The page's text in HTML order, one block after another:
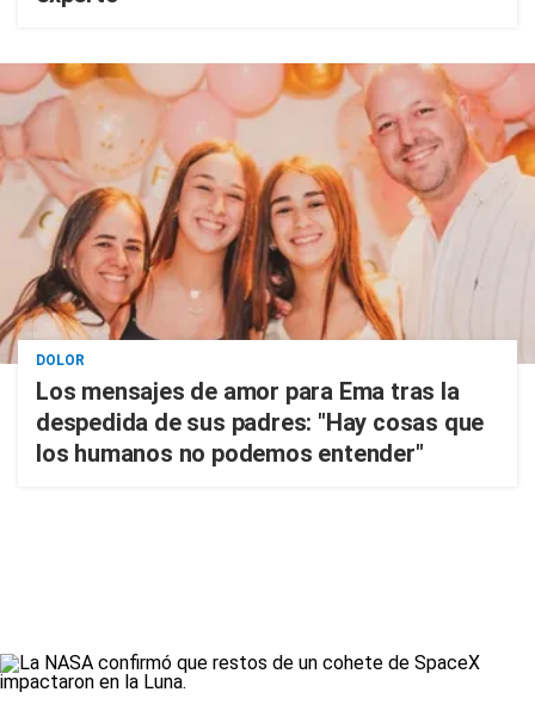
DOLOR
Los mensajes de amor para Ema tras la
despedida de sus padres: "Hay cosas que
los humanos no podemos entender"